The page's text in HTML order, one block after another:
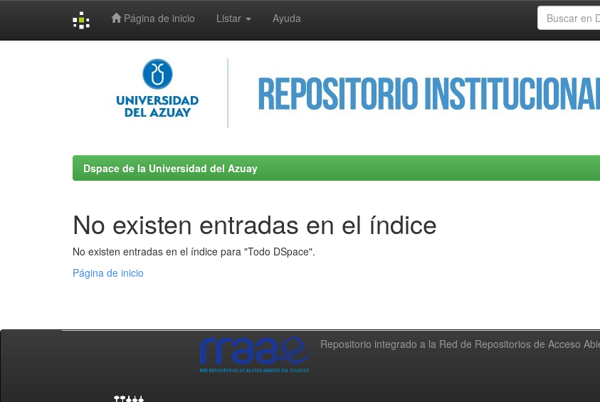
Página de inicio Listar Ayuda
Dspace de la Universidad del Azuay
No existen entradas en el índice
No existen entradas en el índice para "Todo DSpace".
Página de inicio
Repositorio integrado a la Red de Repositorios de Acceso